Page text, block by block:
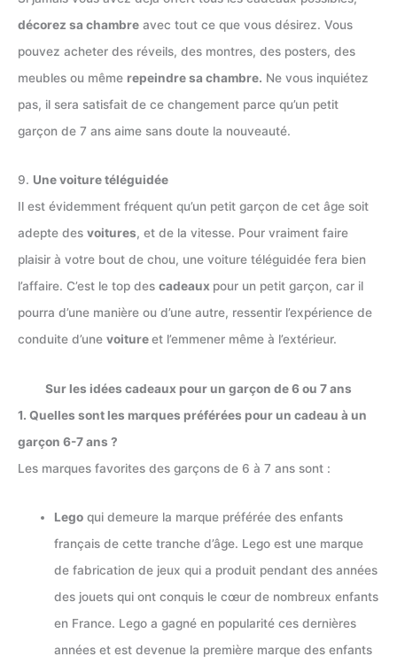
décorez sa chambre avec tout ce que vous désirez. Vous
pouvez acheter des réveils, des montres, des posters, des
meubles ou même repeindre sa chambre. Ne vous inquiétez
pas, il sera satisfait de ce changement parce qu’un petit
garçon de 7 ans aime sans doute la nouveauté.
9. Une voiture téléguidée
Il est évidemment fréquent qu’un petit garçon de cet âge soit
adepte des voitures, et de la vitesse. Pour vraiment faire
plaisir à votre bout de chou, une voiture téléguidée fera bien
l’affaire. C’est le top des cadeaux pour un petit garçon, car il
pourra d’une manière ou d’une autre, ressentir l’expérience de
conduite d’une voitureet l’emmener même à l’extérieur.
Sur les idées cadeaux pour un garçon de 6 ou 7 ans
1. Quelles sont les marques préférées pour un cadeau à un
garçon 6-7 ans ?
Les marques favorites des garçons de 6 à 7 ans sont :
Lego qui demeure la marque préférée des enfants
français de cette tranche d’âge. Lego est une marque
de fabrication de jeux qui a produit pendant des années
des jouets qui ont conquis le cœur de nombreux enfants
en France. Lego a gagné en popularité ces dernières
années et est devenue la première marque des enfants